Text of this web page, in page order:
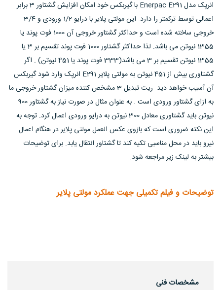
انرپک مدل Enerpac E291 با گیربکس خود امکان افزایش گشتاور 3 برابر
اعمالی توسط ترکمتر را دارد. این مولتی پلایر با درایو 1/2 ورودی و 3/4
خروجی ساخته شده است و حداکثر گشتاور خروجی آن 1000 فوت پوند یا
1355 نیوتن می باشد. لذا حداکثر گشتاور 1000 فوت پوند تقسیم بر 3 یا
1355 نیوتن تقسیم بر 3 می باشد(333 فوت پوند یا 451 نیوتن) . اگر
گشتاوری بیش از 451 نیوتن به مولتی پلایر E291 انرپک وارد شود گیربکس
آن آسیب خواهد دید. ریت تبدیل 3 مشخص کننده میزان گشتاور خروجی ما
به ازای گشتاور ورودی است . به عنوان مثال در صورت نیاز به گشتاور 900
نیوتن باید گشتاوری معادل 300 نیوتن به درایو ورودی اعمال کرد. توجه به
این نکته ضروری است که بازوی عکس العمل مولتی پلایر در هنگام اعمال
نیرو باید در محل مناسبی تکیه کند تا گشتاور انتقال یابد. برای توضیحات
بیشتر به لینک زیر مراجعه شود.
توضیحات و فیلم تکمیلی جهت عملکرد مولتی پلایر
مشخصات فنی